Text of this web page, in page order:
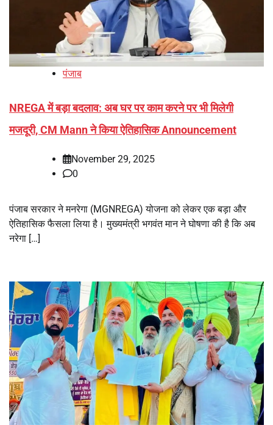
पंजाब
NREGA में बड़ा बदलाव: अब घर पर काम करने पर भी मिलेगी
मजदूरी, CM Mann ने किया ऐतिहासिक Announcement
November 29, 2025
0
पंजाब सरकार ने मनरेगा (MGNREGA) योजना को लेकर एक बड़ा और
ऐतिहासिक फैसला लिया है। मुख्यमंत्री भगवंत मान ने घोषणा की है कि अब
नरेगा […]